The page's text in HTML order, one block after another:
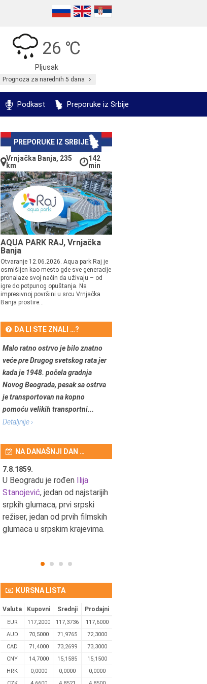
26 ℃
Pljusak
Prognoza za narednih 5 dana
Podkast Preporuke iz Srbije
PREPORUKE IZ SRBIJE
Vrnjačka Banja, 235
km
142
min
AQUA PARK RAJ, Vrnjačka
Banja
Otvaranje 12.06.2026. Aqua park Raj je
osmišljen kao mesto gde sve generacije
pronalaze svoj način da uživaju – od
igre do potpunog opuštanja. Na
impresivnoj površini u srcu Vrnjačka
Banja prostire...
DA LI STE ZNALI …?
Malo ratno ostrvo je bilo znatno
veće pre Drugog svetskog rata jer
kada je 1948. počela gradnja
Novog Beograda, pesak sa ostrva
je transportovan na kopno
pomoću velikih transportni...
Detaljnije ›
NA DANAŠNJI DAN …
7.8.1859.
U Beogradu je rođen Ilija
Stanojević, jedan od najstarijih
srpkih glumaca, prvi srpski
režiser, jedan od prvih filmskih
glumaca u srpskim krajevima.
KURSNA LISTA
Valuta Kupovni Srednji Prodajni
EUR 117,2000 117,3736
117,6000
AUD
70,5000 71,9765
72,3000
CAD
71,4000 73,2699
73,3000
CNY
14,7000 15,1585
15,1500
HRK
0,0000 0,0000
0,0000